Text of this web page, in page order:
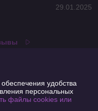
29.01.2025
удобства
персональных
файлы cookies или